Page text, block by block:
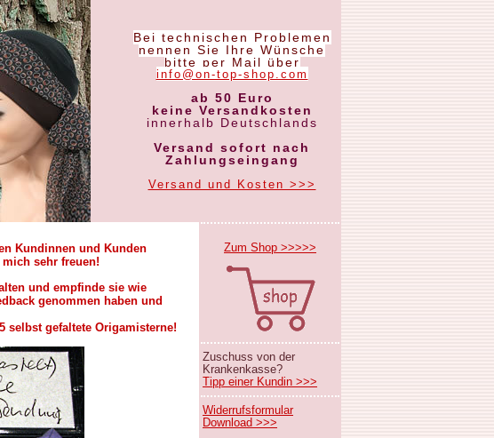
Bei technischen Problemen
nennen Sie Ihre Wünsche
bitte per Mail über
info@on-top-shop.com
ab 50 Euro
keine Versandkosten
innerhalb Deutschlands
Versand sofort nach
Zahlungseingang
Versand und Kosten >>>
Kundinnen und Kunden
sehr freuen!
und empfinde sie wie
genommen haben und
selbst gefaltete Origamisterne!
Zum Shop >>>>>
Zuschuss von der
Krankenkasse?
Tipp einer Kundin >>>
Widerrufsformular
Download >>>